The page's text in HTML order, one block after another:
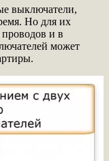
выключатели,
Но для их
и в
может